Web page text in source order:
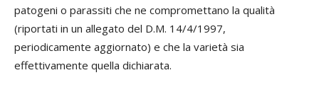
patogeni o parassiti che ne compromettano la qualità
(riportati in un allegato del D.M. 14/4/1997,
periodicamente aggiornato) e che la varietà sia
effettivamente quella dichiarata.